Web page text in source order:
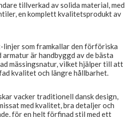
tillverkad av solida material, med
en komplett kvalitetsprodukt av
linjer som framkallar den förföriska
är handbyggd av de bästa
mässingsnatur, vilket hjälper till att
kvalitet och längre hållbarhet.
vacker traditionell dansk design,
med kvalitet, bra detaljer och
för en helt förfinad stil med ett